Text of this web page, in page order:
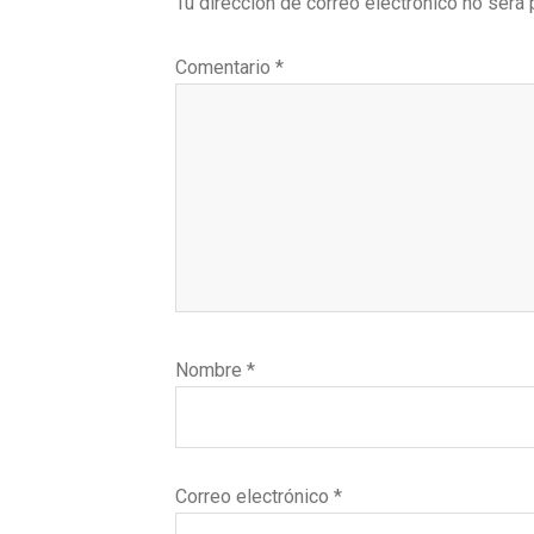
lectores
Comentario *
Nombre *
Correo electrónico *